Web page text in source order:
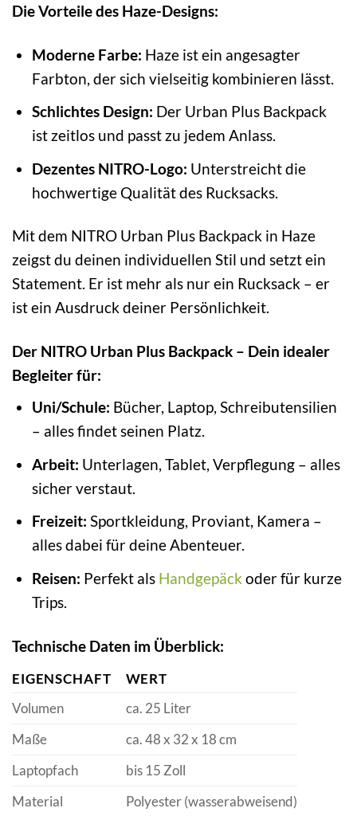
Die Vorteile des Haze-Designs:
Moderne Farbe: Haze ist ein angesagter
Farbton, der sich vielseitig kombinieren lässt.
Schlichtes Design: Der Urban Plus Backpack
ist zeitlos und passt zu jedem Anlass.
Dezentes NITRO-Logo: Unterstreicht die
hochwertige Qualität des Rucksacks.
Mit dem NITRO Urban Plus Backpack in Haze
zeigst du deinen individuellen Stil und setzt ein
Statement. Er ist mehr als nur ein Rucksack – er
ist ein Ausdruck deiner Persönlichkeit.
Der NITRO Urban Plus Backpack – Dein idealer
Begleiter für:
Uni/Schule: Bücher, Laptop, Schreibutensilien
– alles findet seinen Platz.
Arbeit: Unterlagen, Tablet, Verpflegung – alles
sicher verstaut.
Freizeit: Sportkleidung, Proviant, Kamera –
alles dabei für deine Abenteuer.
Reisen: Perfekt als Handgepäck oder für kurze
Trips.
Technische Daten im Überblick:
EIGENSCHAFT
WERT
Volumen
ca. 25 Liter
Maße
ca. 48 x 32 x 18 cm
Laptopfach
bis 15 Zoll
Material
Polyester (wasserabweisend)